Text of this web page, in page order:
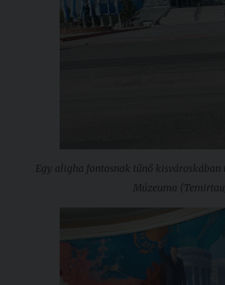
Egy aligha fontosnak tűnő kisvároskában
Múzeuma